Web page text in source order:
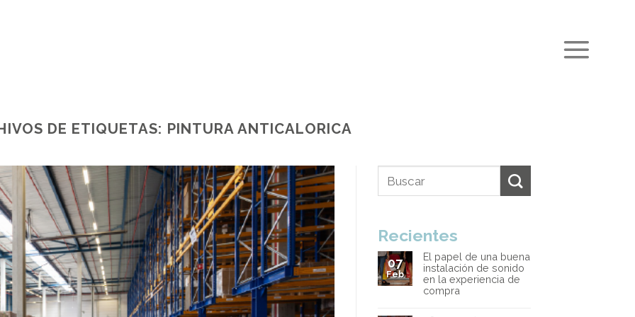
DE ETIQUETAS: PINTURA ANTICALORICA
Recientes
07
Feb
El papel de una buena
instalación de sonido
en la experiencia de
compra